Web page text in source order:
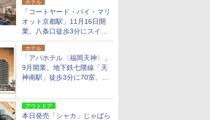
ホテル
「コートヤード・バイ・マリ
オット京都駅」11月16日開
業。八条口徒歩3分にスイー
ト含む全270室、ダイニング
も併設
ホテル
「アパホテル〈福岡天神〉」
9月開業。地下鉄七隈線「天
神南駅」徒歩3分に70室、エ
アウトドア
本日発売「シャカ」じゃばら